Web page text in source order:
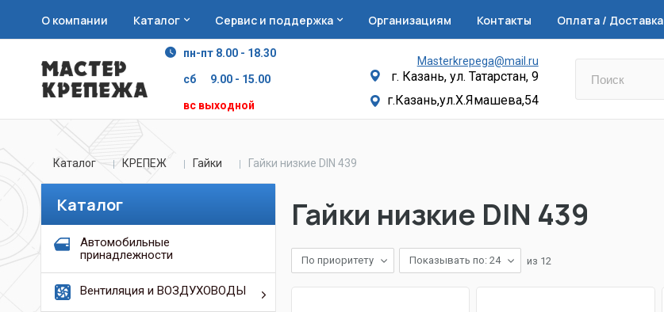
О компании Каталог Сервис и поддержка Организациям Контакты Оплата / Доставка
пн-пт 8.00 - 18.30
сб 9.00 - 15.00
вс выходной
Masterkrepega@mail.ru
г. Казань, ул. Татарстан, 9
г.Казань,ул.Х.Ямашева,54
Каталог КРЕПЕЖ Гайки Гайки низкие DIN 439
Каталог
Автомобильные
принадлежности
Вентиляция и ВОЗДУХОВОДЫ
Гайки низкие DIN 439
По приоритету Показывать по: 24 из 12